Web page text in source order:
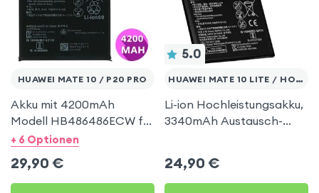
HUAWEI MATE 10 / P20 PRO
Akku mit 4200mAh
Modell HB486486ECW für
Huawei Mate 10 / 10 Pro /
P30 Pro / Honor View 20
+ 6 Optionen
29,90 €
5.0
HUAWEI MATE 10 LITE / HONOR 7X
Li-ion Hochleistungsakku,
3340mAh Austausch-
24,90 €